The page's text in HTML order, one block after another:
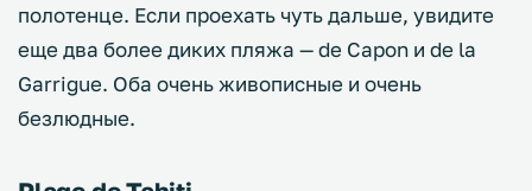
полотенце. Если проехать чуть дальше, увидите
еще два более диких пляжа — de Capon и de la
Garrigue. Оба очень живописные и очень
безлюдные.